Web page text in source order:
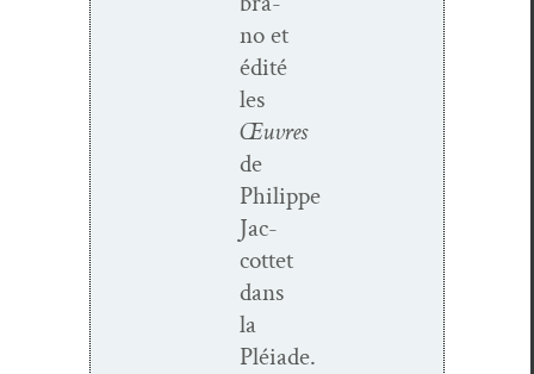
no et
édité
les
Œuvres
de
Philippe
Jac­
cot­tet
dans
la
Pléiade.